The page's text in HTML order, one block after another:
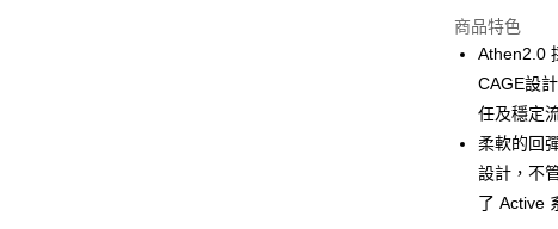
Apple Pay
運送方式
全家取貨付款
每筆NT$80
商品特色
Athen2.0
CAGE設
任及穩定
柔軟的回
設計，不
了 Active